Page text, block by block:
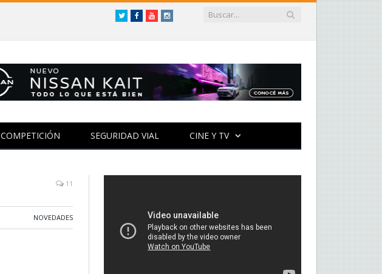
TwitterFacebookYouTubeInstagram
COMPETICIÓN SEGURIDAD VIAL CINE Y TV
11
NOVEDADES